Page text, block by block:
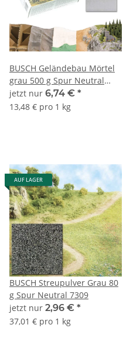
BUSCH Geländebau Mörtel
grau 500 g Spur Neutral
7192
jetzt nur 6,74 € *
13,48 € pro 1 kg
AUF LAGER
BUSCH Streupulver Grau 80
g Spur Neutral 7309
jetzt nur 2,96 € *
37,01 € pro 1 kg